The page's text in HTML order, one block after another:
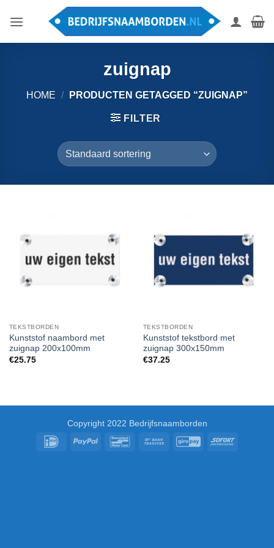
naar
zuignap
HOME / PRODUCTEN GETAGGED “ZUIGNAP”
FILTER
TEKSTBORDEN
Kunststof naambord met
zuignap 200x100mm
€25.75
TEKSTBORDEN
Kunststof tekstbord met
zuignap 300x150mm
€37.25
Copyright 2022 Bedrijfsnaamborden
IDeal
PayPal BancontactBank
GiroPay Sofort